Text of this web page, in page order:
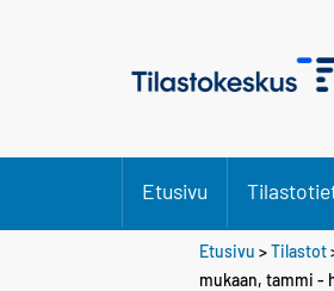
Etusivu
Etusivu >Tilastot
mukaan, tammi -